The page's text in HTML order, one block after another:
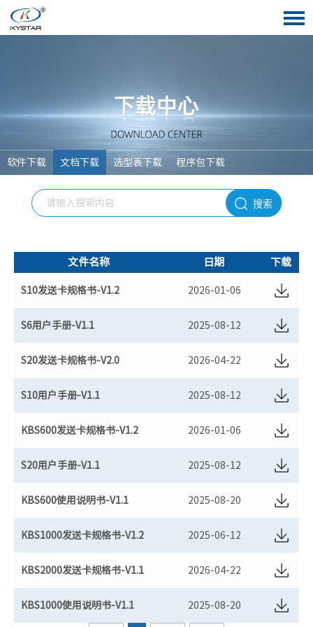
软件下载 文档下载 选型表下载 程序包下载
搜索
文件名称 日期 下载
S10发送卡规格书-V1.2 2026-01-06
S6用户手册-V1.1 2025-08-12
S20发送卡规格书-V2.0 2026-04-22
S10用户手册-V1.1 2025-08-12
KBS600发送卡规格书-V1.2 2026-01-06
S20用户手册-V1.1 2025-08-12
KBS600使用说明书-V1.1 2025-08-20
KBS1000发送卡规格书-V1.2 2025-06-12
KBS2000发送卡规格书-V1.1 2026-04-22
KBS1000使用说明书-V1.1 2025-08-20